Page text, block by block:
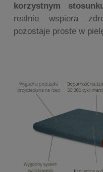
korzystnym
realnie wspiera
pozostaje proste w